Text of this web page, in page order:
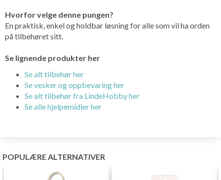
Hvorfor velge denne pungen?
En praktisk, enkel og holdbar løsning for alle som vil ha orden
på tilbehøret sitt.
Se lignende produkter her
Se alt tilbehør her
Se vesker og oppbevaring her
Se alt tilbehør fra LindeHobby her
Se alle hjelpemidler her
POPULÆRE ALTERNATIVER